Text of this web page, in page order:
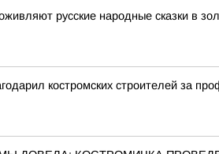
русские народные сказки в
костромских строителей за